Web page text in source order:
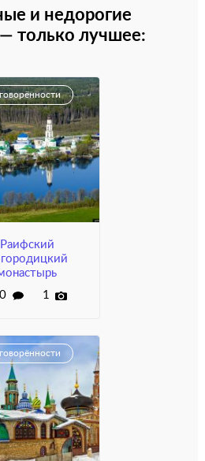
и недорогие
только лучшее:
Раифский
0
1